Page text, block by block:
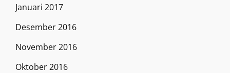
Januari 2017
Desember 2016
November 2016
Oktober 2016